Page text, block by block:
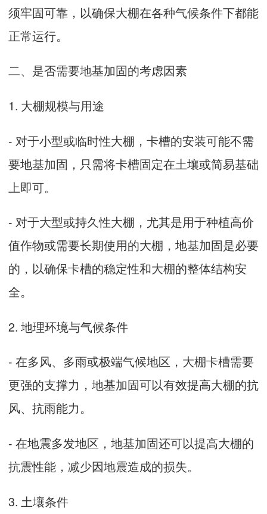
须牢固可靠，以确保大棚在各种气候条件下都能
正常运行。
二、是否需要地基加固的考虑因素
1. 大棚规模与用途
- 对于小型或临时性大棚，卡槽的安装可能不需
要地基加固，只需将卡槽固定在土壤或简易基础
上即可。
- 对于大型或持久性大棚，尤其是用于种植高价
值作物或需要长期使用的大棚，地基加固是必要
的，以确保卡槽的稳定性和大棚的整体结构安
全。
2. 地理环境与气候条件
- 在多风、多雨或极端气候地区， 大棚卡槽需要
更强的支撑力，地基加固可以有效提高大棚的抗
风、抗雨能力。
- 在地震多发地区，地基加固还可以提高大棚的
抗震性能，减少因地震造成的损失。
3. 土壤条件